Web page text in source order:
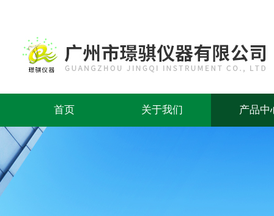
首页 关于我们 产品中